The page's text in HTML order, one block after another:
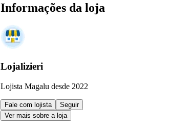
Informações da loja
Lojalizieri
Lojista Magalu desde 2022
Fale com lojista
Seguir
Ver mais sobre a loja